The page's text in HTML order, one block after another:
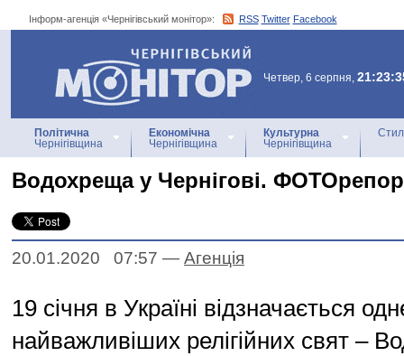
Інформ-агенція «Чернігівський монітор»: RSS Twitter Facebook
Інформ-агенція
«Чернігівський монітор»
Четвер, 6 серпня,
Політична
Чернігівщина
Економічна
Чернігівщина
Культурна
Чернігівщина
Водохреща у Чернігові.
20.01.2020 07:57 — Агенцiя
19 січня в Україні відзначається
найважливіших релігійних свят –